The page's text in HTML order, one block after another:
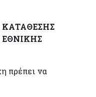
ΚΑΤΑΘΕΣΗΣ
πρέπει να